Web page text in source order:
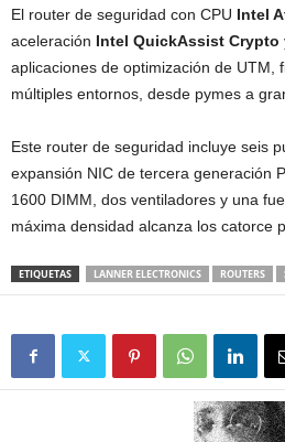
El router de seguridad con CPU Intel
aceleración Intel QuickAssist Crypto
aplicaciones de optimización de UTM,
múltiples entornos, desde pymes a
Este router de seguridad incluye seis
expansión NIC de tercera generación
1600 DIMM, dos ventiladores y una
máxima densidad alcanza los catorce
ETIQUETAS LANNER ELECTRONICS ROUTERS